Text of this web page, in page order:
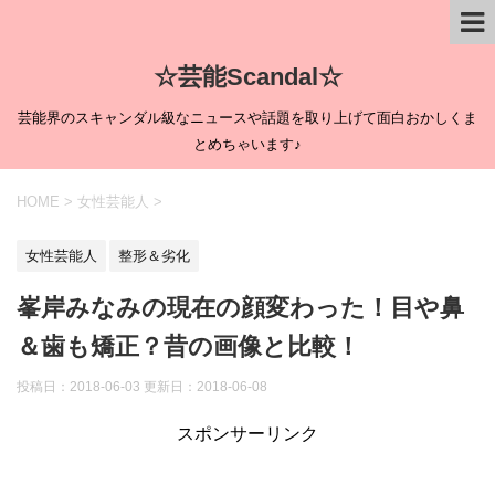
☆芸能Scandal☆
芸能界のスキャンダル級なニュースや話題を取り上げて面白おかしくま
とめちゃいます♪
HOME > 女性芸能人 >
女性芸能人 整形＆劣化
峯岸みなみの現在の顔変わった！目や鼻
＆歯も矯正？昔の画像と比較！
投稿日：2018-06-03 更新日： 2018-06-08
スポンサーリンク